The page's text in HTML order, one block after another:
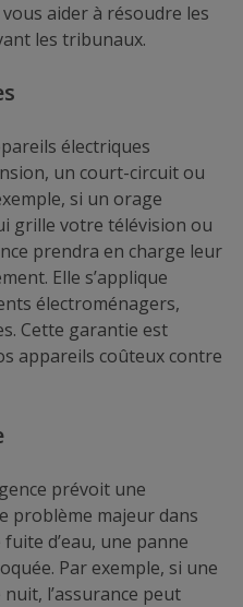
aider à résoudre les
les tribunaux.
électriques
un court-circuit ou
si un orage
grille votre télévision ou
prendra en charge leur
Elle s’applique
électroménagers,
Cette garantie est
appareils coûteux contre
prévoit une
problème majeur dans
d’eau, une panne
Par exemple, si une
l’assurance peut